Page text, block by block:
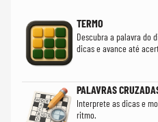
TERMO
Descubra a palavra do
dicas e avance até
PALAVRAS
Interprete as dicas e
ritmo.